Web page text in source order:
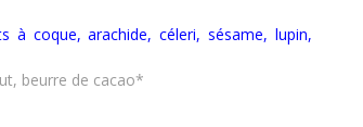
coque, arachide, céleri, sésame, lupin,
beurre de cacao*